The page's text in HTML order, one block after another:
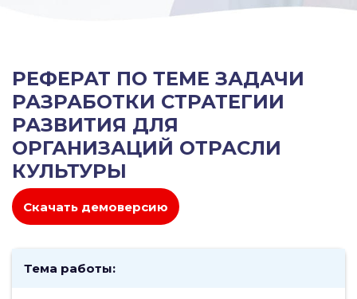
РЕФЕРАТ ПО ТЕМЕ ЗАДАЧИ
РАЗРАБОТКИ СТРАТЕГИИ
РАЗВИТИЯ ДЛЯ
ОРГАНИЗАЦИЙ ОТРАСЛИ
КУЛЬТУРЫ
Скачать демоверсию
Тема работы: